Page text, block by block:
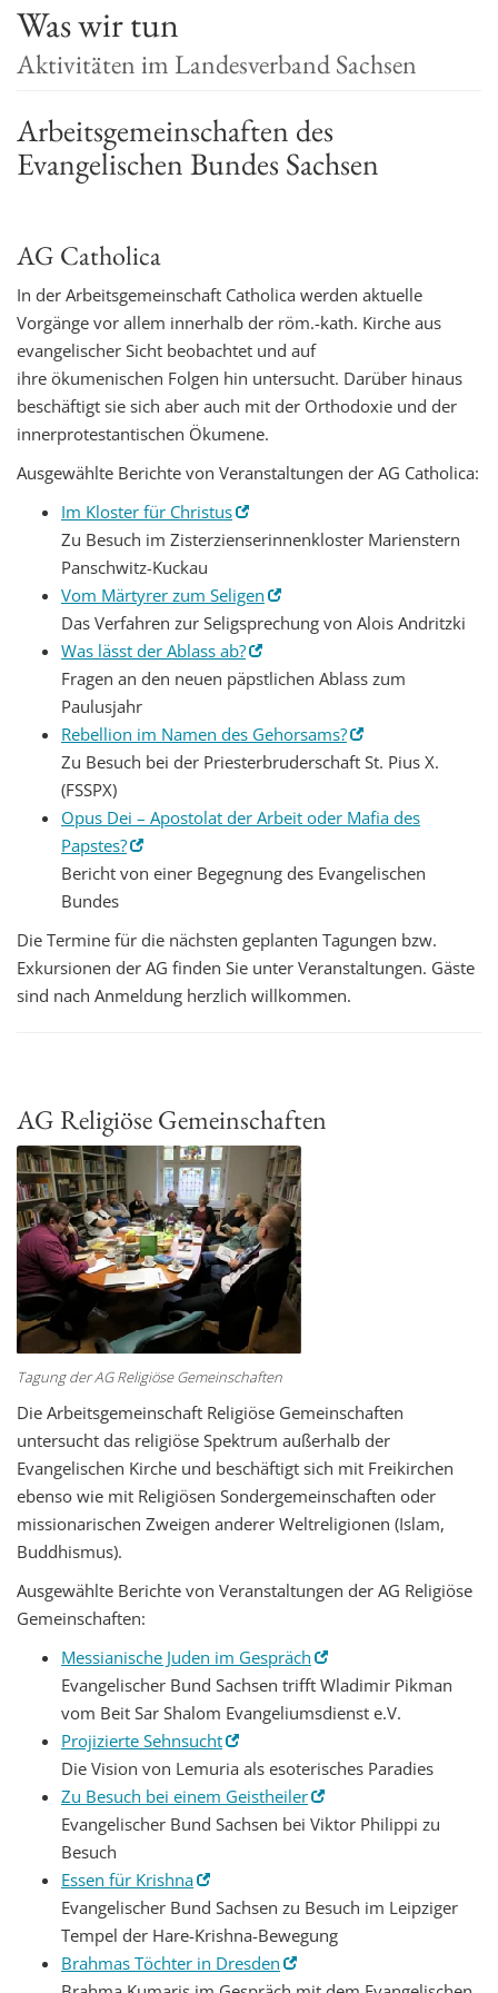
Was wir tun
Aktivitäten im Landesverband Sachsen
Arbeitsgemeinschaften des
Evangelischen Bundes Sachsen
AG Catholica
In der Arbeitsgemeinschaft Catholica werden aktuelle
Vorgänge vor allem innerhalb der röm.-kath. Kirche aus
evangelischer Sicht beobachtet und auf
ihre ökumenischen Folgen hin untersucht. Darüber hinaus
beschäftigt sie sich aber auch mit der Orthodoxie und der
innerprotestantischen Ökumene.
Ausgewählte Berichte von Veranstaltungen der AG Catholica:
Im Kloster für Christus
Zu Besuch im Zisterzienserinnenkloster Marienstern
Panschwitz-Kuckau
Vom Märtyrer zum Seligen
Das Verfahren zur Seligsprechung von Alois Andritzki
Was lässt der Ablass ab?
Fragen an den neuen päpstlichen Ablass zum
Paulusjahr
Rebellion im Namen des Gehorsams?
Zu Besuch bei der Priesterbruderschaft St. Pius X.
(FSSPX)
Opus Dei – Apostolat der Arbeit oder Mafia des
Papstes?
Bericht von einer Begegnung des Evangelischen
Bundes
Die Termine für die nächsten geplanten Tagungen bzw.
Exkursionen der AG finden Sie unter Veranstaltungen. Gäste
sind nach Anmeldung herzlich willkommen.
AG Religiöse Gemeinschaften
Tagung der AG Religiöse Gemeinschaften
Die Arbeitsgemeinschaft Religiöse Gemeinschaften
untersucht das religiöse Spektrum außerhalb der
Evangelischen Kirche und beschäftigt sich mit Freikirchen
ebenso wie mit Religiösen Sondergemeinschaften oder
missionarischen Zweigen anderer Weltreligionen (Islam,
Buddhismus).
Ausgewählte Berichte von Veranstaltungen der AG Religiöse
Gemeinschaften:
Messianische Juden im Gespräch
Evangelischer Bund Sachsen trifft Wladimir Pikman
vom Beit Sar Shalom Evangeliumsdienst e.V.
Projizierte Sehnsucht
Die Vision von Lemuria als esoterisches Paradies
Zu Besuch bei einem Geistheiler
Evangelischer Bund Sachsen bei Viktor Philippi zu
Besuch
Essen für Krishna
Evangelischer Bund Sachsen zu Besuch im Leipziger
Tempel der Hare-Krishna-Bewegung
Brahmas Töchter in Dresden